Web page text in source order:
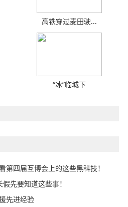
高铁穿过麦田驶...
“冰”临城下
第四届互博会上的这些黑科技！
先要知道这些事！
先进经验